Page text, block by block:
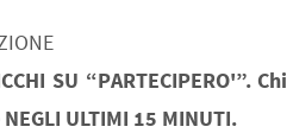
SU “PARTECIPERO'”.
ULTIMI 15 MINUTI.